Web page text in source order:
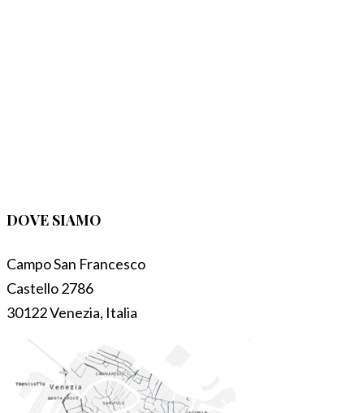
DOVE SIAMO
Campo San Francesco
Castello 2786
30122 Venezia, Italia